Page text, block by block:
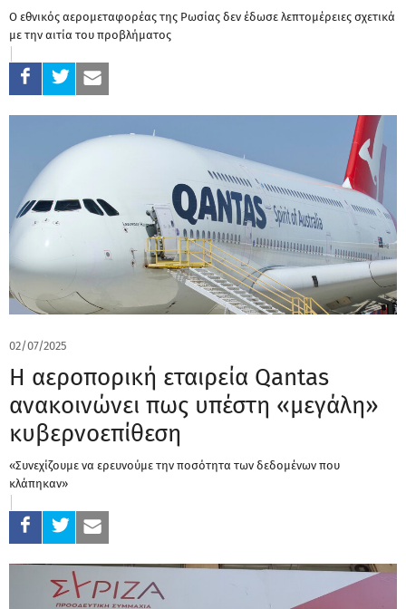
Ο εθνικός αερομεταφορέας της Ρωσίας δεν έδωσε λεπτομέρειες σχετικά
με την αιτία του προβλήματος
02/07/2025
Η αεροπορική εταιρεία Qantas
ανακοινώνει πως υπέστη «μεγάλη»
κυβερνοεπίθεση
«Συνεχίζουμε να ερευνούμε την ποσότητα των δεδομένων που
κλάπηκαν»